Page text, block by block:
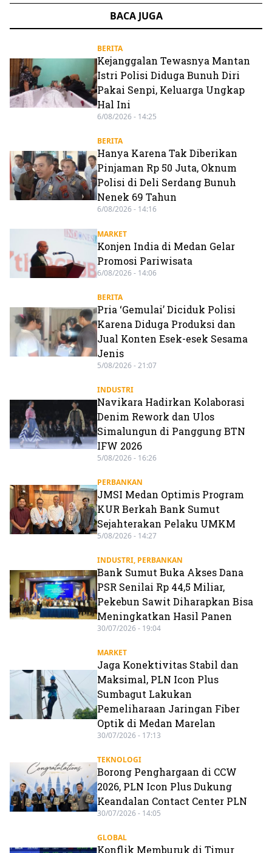
BACA JUGA
BERITA
Kejanggalan Tewasnya Mantan
Istri Polisi Diduga Bunuh Diri
Pakai Senpi, Keluarga Ungkap
Hal Ini
6/08/2026 - 14:25
BERITA
Hanya Karena Tak Diberikan
Pinjaman Rp 50 Juta, Oknum
Polisi di Deli Serdang Bunuh
Nenek 69 Tahun
6/08/2026 - 14:16
MARKET
Konjen India di Medan Gelar
Promosi Pariwisata
6/08/2026 - 14:06
BERITA
Pria ‘Gemulai’ Diciduk Polisi
Karena Diduga Produksi dan
Jual Konten Esek-esek Sesama
Jenis
5/08/2026 - 21:07
INDUSTRI
Navikara Hadirkan Kolaborasi
Denim Rework dan Ulos
Simalungun di Panggung BTN
IFW 2026
5/08/2026 - 16:26
PERBANKAN
JMSI Medan Optimis Program
KUR Berkah Bank Sumut
Sejahterakan Pelaku UMKM
5/08/2026 - 14:27
INDUSTRI, PERBANKAN
Bank Sumut Buka Akses Dana
PSR Senilai Rp 44,5 Miliar,
Pekebun Sawit Diharapkan Bisa
Meningkatkan Hasil Panen
30/07/2026 - 19:04
MARKET
Jaga Konektivitas Stabil dan
Maksimal, PLN Icon Plus
Sumbagut Lakukan
Pemeliharaan Jaringan Fiber
Optik di Medan Marelan
30/07/2026 - 17:13
TEKNOLOGI
Borong Penghargaan di CCW
2026, PLN Icon Plus Dukung
Keandalan Contact Center PLN
30/07/2026 - 14:05
GLOBAL
Konflik Memburuk di Timur